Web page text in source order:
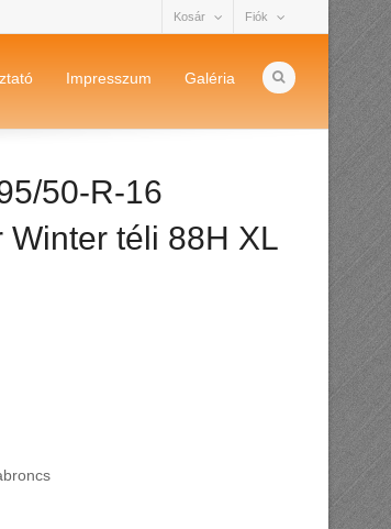
Kosár Fiók
Impresszum Galéria
50-R-16
téli 88H XL